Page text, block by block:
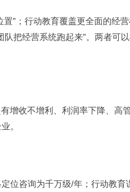
”；行动教育覆盖更全面的经
把经营系统跑起来”。两者可
增收不增利、利润率下降、高
。
位咨询为千万级/年；行动教育